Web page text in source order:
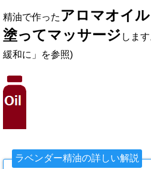
精油で作った アロマオイ
塗ってマッサージ しま
緩和に」を参照)
ラベンダー精油の詳しい解説